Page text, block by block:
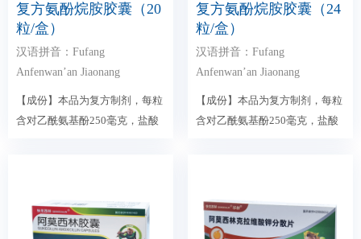
复方氨酚烷胺胶囊（20
粒/盒）
汉语拼音：Fufang
Anfenwan’an Jiaonang
【成份】本品为复方制剂，每粒
含对乙酰氨基酚250毫克，盐酸
复方氨酚烷胺胶囊（24
粒/盒）
汉语拼音：Fufang
Anfenwan’an Jiaonang
【成份】本品为复方制剂，每粒
含对乙酰氨基酚250毫克，盐酸